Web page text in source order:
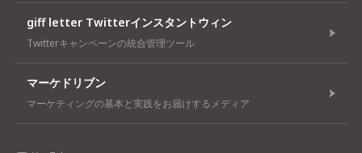
giff letter Twitterインスタントウィン
Twitterキャンペーンの統合管理ツール
マーケドリブン
マーケティングの基本と実践をお届けするメディア